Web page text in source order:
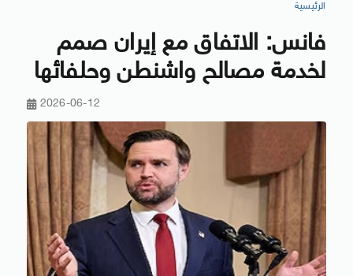
الرئيسية
فانس: الاتفاق مع إيران صمم
لخدمة مصالح واشنطن وحلفائها
2026-06-12